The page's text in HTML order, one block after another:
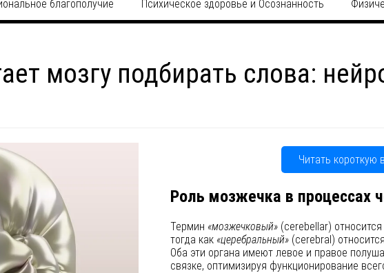
благополучие Психическое здоровье и Осознанность
мозгу подбирать слова:
Читать короткую
Роль мозжечка в процессах
Термин «мозжечковый»(cerebellar)
тогда как «церебральный»(cerebral)
Оба эти органа имеют левое и правое
связке, оптимизируя функционирование